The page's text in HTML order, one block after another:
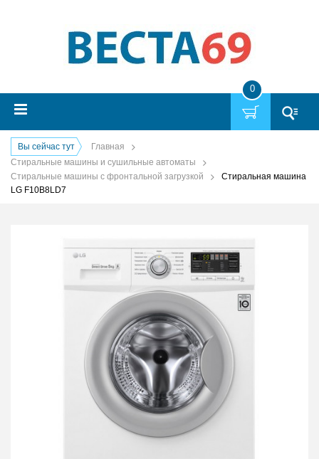
0
Вы сейчас тут
Главная
Стиральные машины и сушильные автоматы
Стиральные машины с фронтальной загрузкой
Стиральная машина
LG F10B8LD7